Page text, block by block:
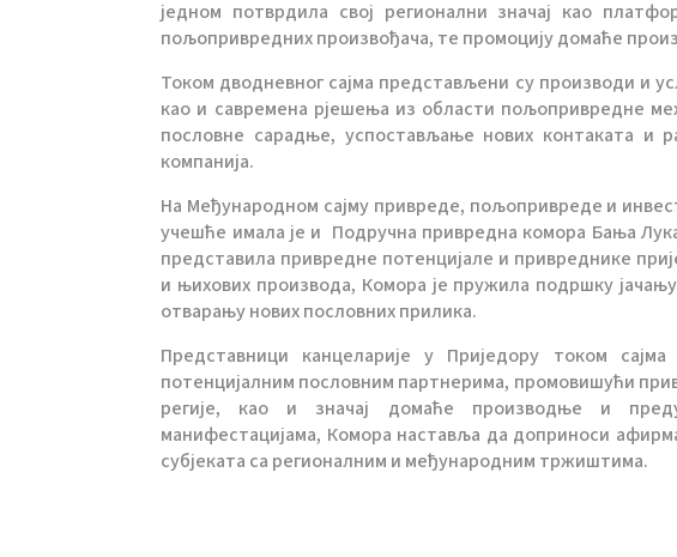
једном потврдила свој регионални значај као
пољопривредних произвођача, те промоцију домаће
Током дводневног сајма представљени су производи и
као и савремена рјешења из области пољопривредне
пословне сарадње, успостављање нових контаката и
компанија.
На Међународном сајму привреде, пољопривреде и
учешће имала је и Подручна привредна комора Бања
представила привредне потенцијале и привреднике
и њихових производа, Комора је пружила подршку
отварању нових пословних прилика.
Представници канцеларије у Приједору током
потенцијалним пословним партнерима, промовишући
регије, као и значај домаће производње и
манифестацијама, Комора наставља да доприноси
субјеката са регионалним и међународним тржиштима.